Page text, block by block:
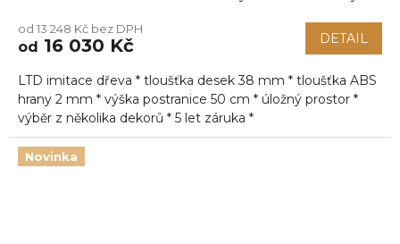
produktu
je
z
5
hvězdiček.
od 13 248 Kč bez DPH
od 16 030 Kč DETAIL
LTD imitace dřeva * tloušťka desek 38 mm * tloušťka ABS
hrany 2 mm * výška postranice 50 cm * úložný prostor *
výběr z několika dekorů * 5 let záruka *
Novinka